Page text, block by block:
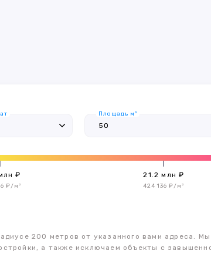
Площадь м²
₽
₽/м²
21.2 млн ₽
424 136 ₽/м²
200 метров от указанного вами адреса. Мы
а также исключаем объекты с